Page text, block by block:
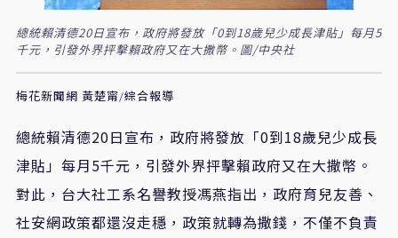
總統賴清德20日宣布，政府將發放「0到18歲兒少成長津貼」每月5
千元，引發外界抨擊賴政府又在大撒幣。圖/中央社
梅花新聞網 黃楚甯/綜合報導
總統賴清德20日宣布，政府將發放「0到18歲兒少成長
津貼」每月5千元，引發外界抨擊賴政府又在大撒幣。
對此，台大社工系名譽教授馮燕指出，政府育兒友善、
社安網政策都還沒走穩，政策就轉為撒錢，不僅不負責